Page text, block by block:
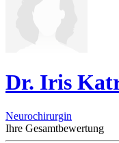
Dr. Iris
Neurochirurgin
Ihre Gesamtbewertung